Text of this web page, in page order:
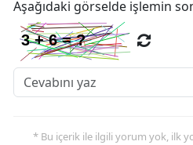
Aşağıdaki görselde işlemin
* Bu içerik ile ilgili yorum yok, ilk